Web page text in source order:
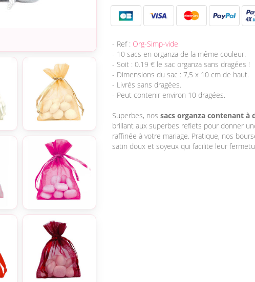
- Ref : Org-Simp-vide
- 10 sacs en organza de la même couleur.
- Soit : 0.19 € le sac organza sans dragées !
- Dimensions du sac : 7,5 x 10 cm de haut.
- Livrés sans dragées.
- Peut contenir environ 10 dragées.
Superbes, nos sacs organza contenant à
brillant aux superbes reflets pour donner
raffinée à votre mariage. Pratique, nos
satin doux et soyeux qui facilite leur